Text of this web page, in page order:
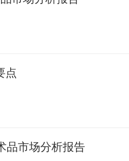
点
品市场分析报告